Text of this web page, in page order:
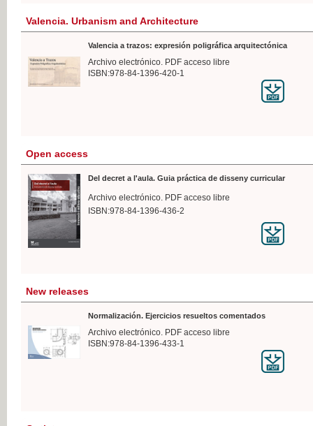
Valencia. Urbanism and Architecture
Valencia a trazos: expresión poligráfica arquitectónica
Archivo electrónico. PDF acceso libre
ISBN:978-84-1396-420-1
Open access
Del decret a l'aula. Guia práctica de disseny curricular
Archivo electrónico. PDF acceso libre
ISBN:978-84-1396-436-2
New releases
Normalización. Ejercicios resueltos comentados
Archivo electrónico. PDF acceso libre
ISBN:978-84-1396-433-1